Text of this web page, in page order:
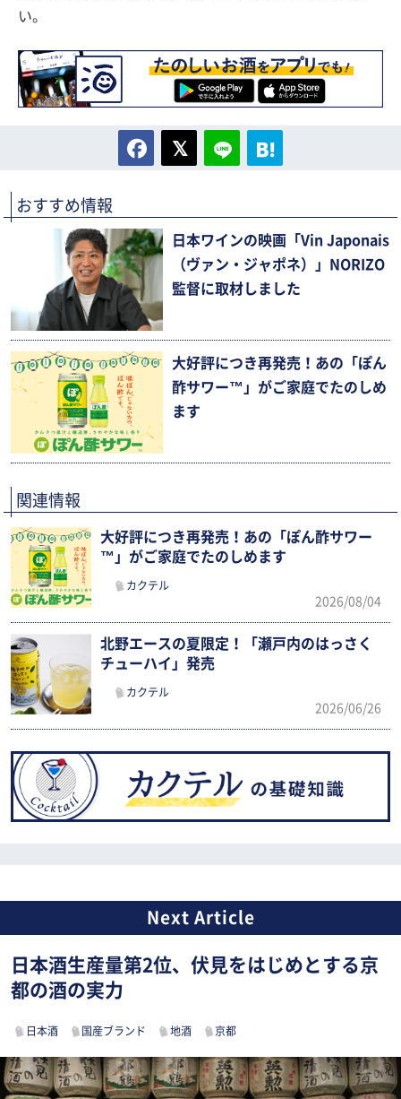
い。
おすすめ情報
日本ワインの映画「Vin Japonais
（ヴァン・ジャポネ）」NORIZO
監督に取材しました
大好評につき再発売！あの「ぽん
酢サワー™」がご家庭でたのしめ
ます
関連情報
大好評につき再発売！あの「ぽん酢サワー
™」がご家庭でたのしめます
カクテル
2026/08/04
北野エースの夏限定！「瀬戸内のはっさく
チューハイ」発売
カクテル
2026/06/26
日本酒生産量第2位、伏見をはじめとする京
都の酒の実力
日本酒 国産ブランド 地酒 京都